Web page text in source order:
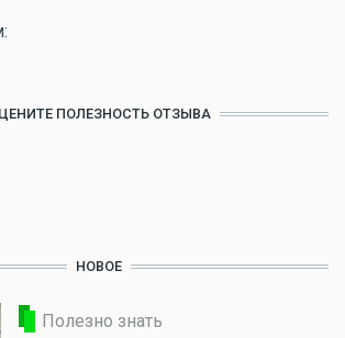
ПОЛЕЗНОСТЬ ОТЗЫВА
НОВОЕ
Полезно знать